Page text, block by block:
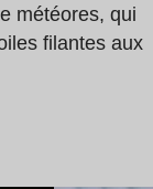
météores, qui
filantes aux